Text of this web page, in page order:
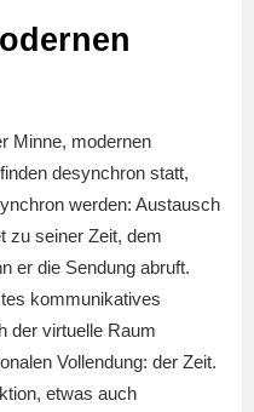
Minne, modernen
desynchron statt,
werden: Austausch
zu seiner Zeit, dem
er die Sendung abruft.
kommunikatives
der virtuelle Raum
Vollendung: der Zeit.
etwas auch